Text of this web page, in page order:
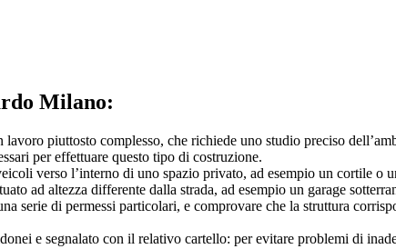
Milano:
lavoro piuttosto complesso, che richiede uno studio preciso
per effettuare questo tipo di costruzione.
verso l’interno di uno spazio privato, ad esempio un cortile o
ad altezza differente dalla strada, ad esempio un garage
serie di permessi particolari, e comprovare che la struttura
e segnalato con il relativo cartello: per evitare problemi di